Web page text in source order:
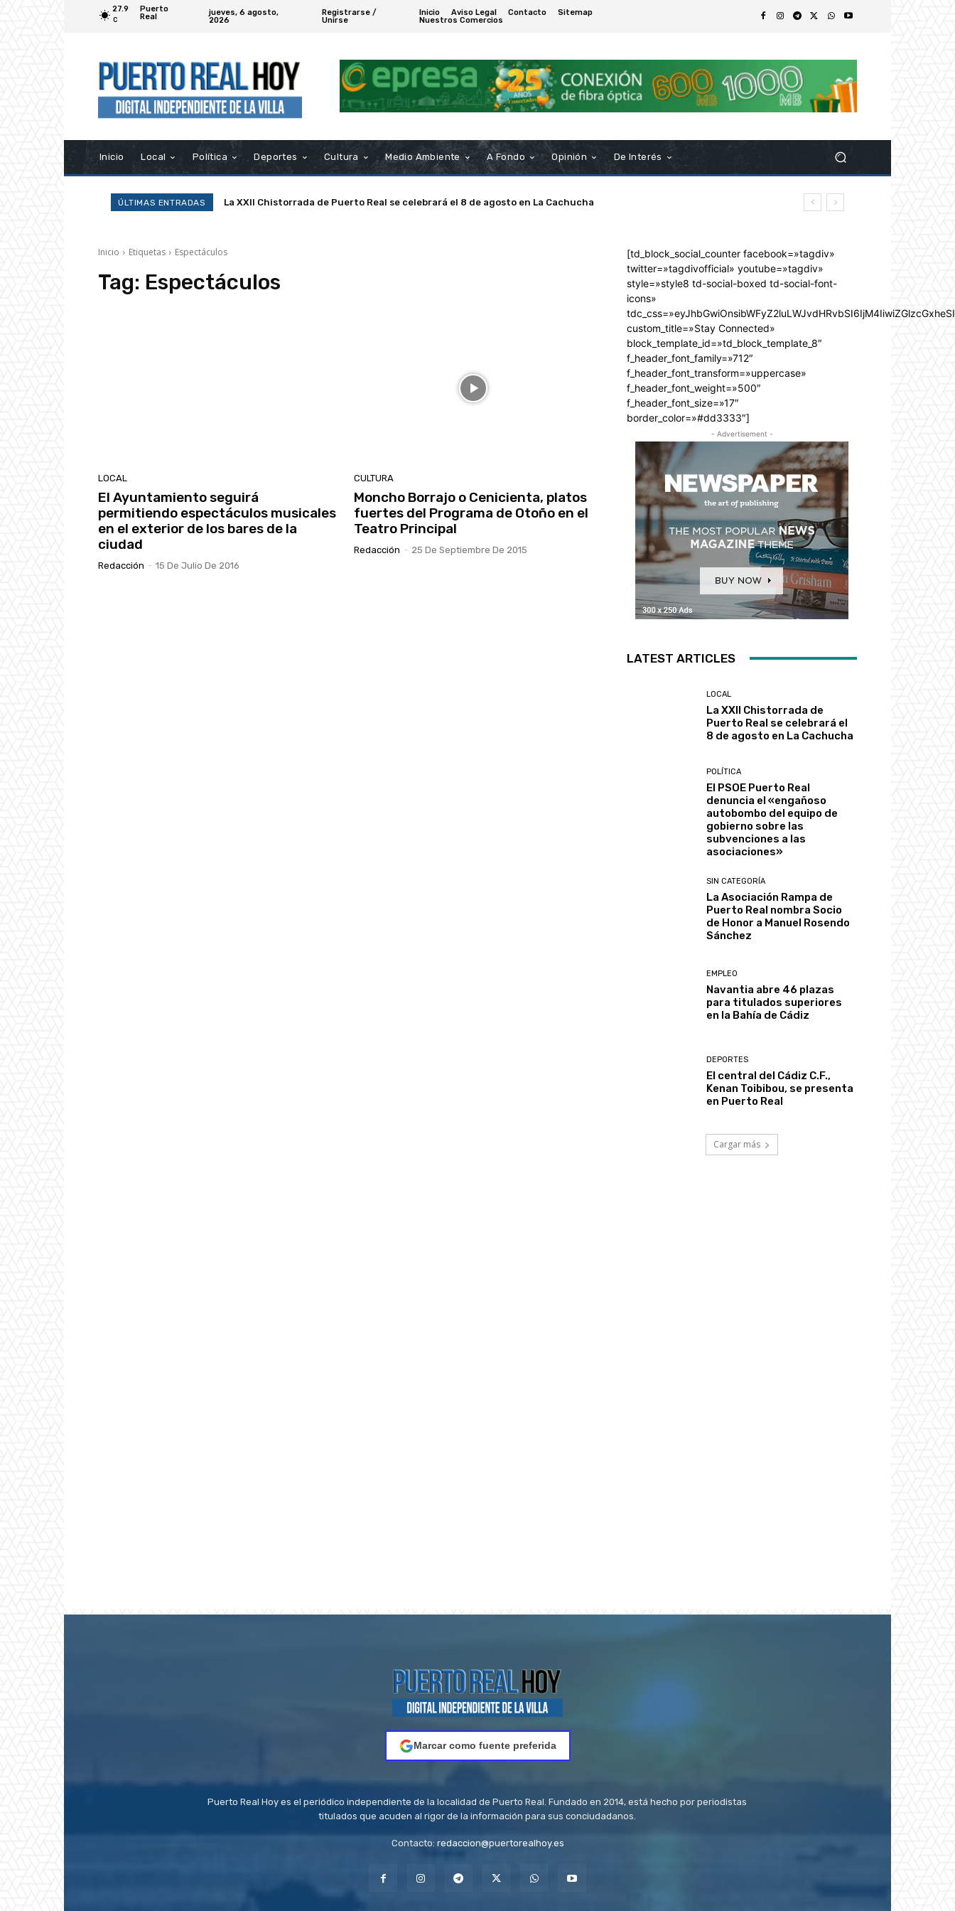
27.9
C
Puerto
Real
jueves, 6 agosto,
2026
Registrarse /
Unirse
Inicio Aviso Legal Contacto
Sitemap
Nuestros Comercios
Inicio Local Política Deportes Cultura Medio Ambiente A Fondo Opinión De Interés
ÚLTIMAS ENTRADAS La XXII Chistorrada de Puerto Real se celebrará el 8 de agosto en La Cachucha
Inicio Etiquetas Espectáculos
Tag: Espectáculos
LOCAL
El Ayuntamiento seguirá
permitiendo espectáculos musicales
en el exterior de los bares de la
ciudad
Redacción - 15 De Julio De 2016
CULTURA
Moncho Borrajo o Cenicienta, platos
fuertes del Programa de Otoño en el
Teatro Principal
Redacción - 25 De Septiembre De 2015
[td_block_social_counter facebook=»tagdiv»
twitter=»tagdivofficial» youtube=»tagdiv»
style=»style8 td-social-boxed td-social-font-
icons»
custom_title=»Stay Connected»
block_template_id=»td_block_template_8″
f_header_font_family=»712″
f_header_font_transform=»uppercase»
f_header_font_weight=»500″
f_header_font_size=»17″
border_color=»#dd3333″]
- Advertisement -
LATEST ARTICLES
LOCAL
La XXII Chistorrada de
Puerto Real se celebrará el
8 de agosto en La Cachucha
POLÍTICA
El PSOE Puerto Real
denuncia el «engañoso
autobombo del equipo de
gobierno sobre las
subvenciones a las
asociaciones»
SIN CATEGORÍA
La Asociación Rampa de
Puerto Real nombra Socio
de Honor a Manuel Rosendo
Sánchez
EMPLEO
Navantia abre 46 plazas
para titulados superiores
en la Bahía de Cádiz
DEPORTES
El central del Cádiz C.F.,
Kenan Toibibou, se presenta
en Puerto Real
Cargar más
Marcar como fuente preferida
Puerto Real Hoy es el periódico independiente de la localidad de Puerto Real. Fundado en 2014, está hecho por periodistas
titulados que acuden al rigor de la información para sus conciudadanos.
Contacto: redaccion@puertorealhoy.es